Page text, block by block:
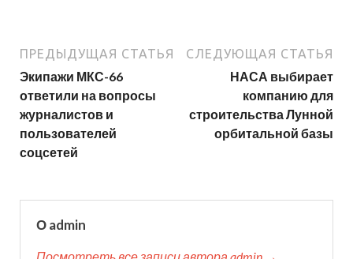
ПРЕДЫДУЩАЯ СТАТЬЯ
Экипажи МКС-66
ответили на вопросы
журналистов и
пользователей
соцсетей
СЛЕДУЮЩАЯ СТАТЬЯ
НАСА выбирает
компанию для
строительства Лунной
орбитальной базы
О admin